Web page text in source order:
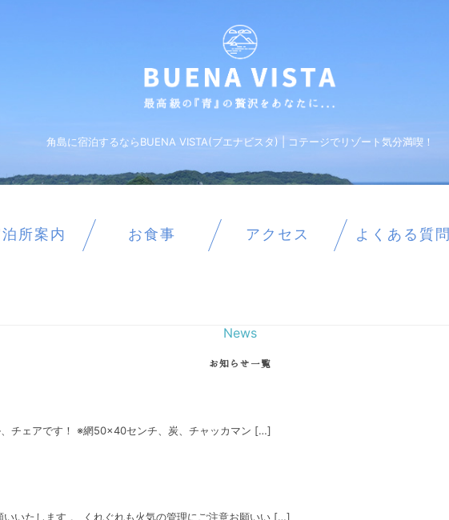
角島に宿泊するならBUENA VISTA(ブエナビスタ) | コテージでリゾート気分満喫！
所案内 お食事 アクセス よくある質問
News
お知らせ一覧
チェアです！ ※網50×40センチ、炭、チャッカマン […]
いたします 。 くれぐれも火気の管理にご注意お願いい […]